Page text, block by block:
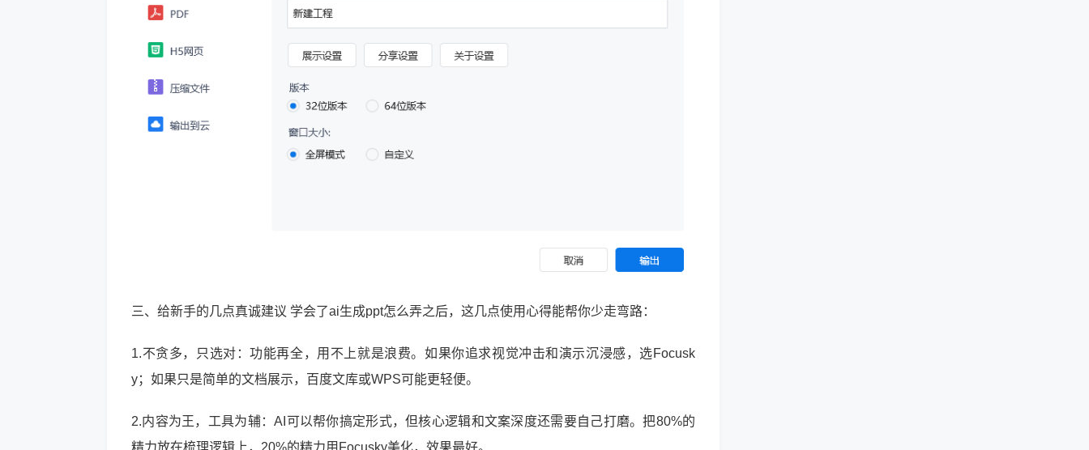
三、给新手的几点真诚建议 学会了ai生成ppt怎么弄之后，这几点使用心得能帮你少走弯路：
1.不贪多，只选对：功能再全，用不上就是浪费。如果你追求视觉冲击和演示沉浸感，选Focusk
y；如果只是简单的文档展示，百度文库或WPS可能更轻便。
2.内容为王，工具为辅：AI可以帮你搞定形式，但核心逻辑和文案深度还需要自己打磨。把80%的